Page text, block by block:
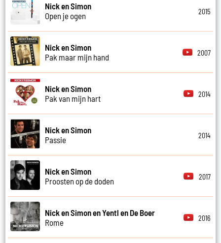
Nick en Simon
Open je ogen
2015
Nick en Simon
Pak maar mijn hand
2007
Nick en Simon
Pak van mijn hart
2014
Nick en Simon
Passie
2014
Nick en Simon
Proosten op de doden
2017
Nick en Simon en Yentl en De Boer
Rome
2016